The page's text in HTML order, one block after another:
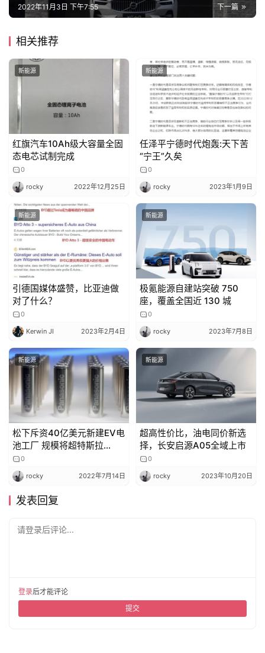
下一篇
2022年11月3日 下午7:55
相关推荐
新能源
红旗汽车10Ah级大容量全固
态电芯试制完成
0
rocky 2022年12月25日
新能源
任泽平宁德时代炮轰:天下苦
“宁王”久矣
0
rocky 2023年1月9日
新能源
引德国媒体盛赞，比亚迪做
对了什么？
0
Kerwin JI 2023年2月4日
新能源
极氪能源自建站突破 750
座，覆盖全国近 130 城
0
rocky 2023年7月8日
新能源
松下斥资40亿美元新建EV电
池工厂 规模将超特斯拉
Gigafactory
0
rocky 2022年7月14日
新能源
超高性价比，油电同价新选
择，长安启源A05全域上市
0
rocky 2023年10月20日
发表回复
请登录后评论...
登录后才能评论
提交